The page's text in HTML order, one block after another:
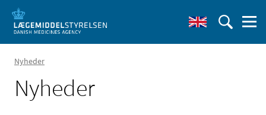
Nyheder
Nyheder